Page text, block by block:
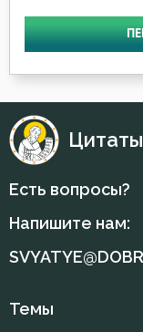
Нил Синайский
Петр Дамаскин
Серафим
Симеон Новый
Феолипт
Есть вопросы?
Напишите нам:
Темы